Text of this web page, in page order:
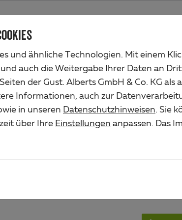
und ähnliche Technologien. Mit einem
auch die Weitergabe Ihrer Daten an
der Gust. Alberts GmbH & Co. KG als
Informationen, auch zur
in unseren Datenschutzhinweisen. Sie
über Ihre Einstellungen anpassen. Das
Material/